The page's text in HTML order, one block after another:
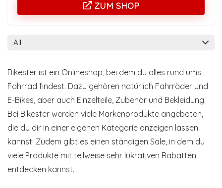
ZUM SHOP
All
Bikester ist ein Onlineshop, bei dem du alles rund ums
Fahrrad findest. Dazu gehören natürlich Fahrräder und
E-Bikes, aber auch Einzelteile, Zubehör und Bekleidung.
Bei Bikester werden viele Markenprodukte angeboten,
die du dir in einer eigenen Kategorie anzeigen lassen
kannst. Zudem gibt es einen ständigen Sale, in dem du
viele Produkte mit teilweise sehr lukrativen Rabatten
entdecken kannst.